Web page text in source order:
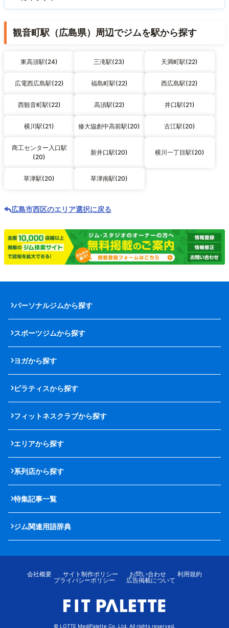
観音町駅（広島県）周辺でジムを駅から探す
東高須駅(24) 三滝駅(23) 天満町駅(22)
広電西広島駅(22) 福島町駅(22) 西広島駅(22)
西観音町駅(22) 高須駅(22) 井口駅(21)
横川駅(21) 修大協創中高前駅(20) 古江駅(20)
商工センター入口駅
(20)
新井口駅(20) 横川一丁目駅(20)
草津駅(20) 草津南駅(20)
広島市西区のエリア選択に戻る
パーソナルジムから探す
スポーツジムから探す
ヨガから探す
ピラティスから探す
フィットネスクラブから探す
エリアから探す
系列店から探す
特集記事一覧
ジム関連用語辞典
会社概要 サイト制作ポリシー お問い合わせ
利用規約
プライバシーポリシー
広告掲載について
© LOTTE MediPalette Co.,Ltd. All rights reserved.